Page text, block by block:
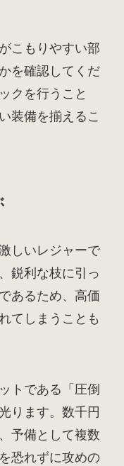
こもりやすい部
を確認してくだ
クを行うこと
装備を揃えるこ
しいレジャーで
鋭利な枝に引っ
あるため、高価
てしまうことも
トである「圧倒
ります。数千円
予備として複数
恐れずに攻めの